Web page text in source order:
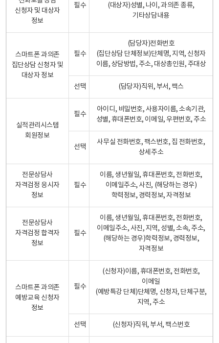
신청자 및 대상자
정보
필수
(대상자)성별, 나이, 과의존 종류,
기타상담내용
스마트폰 과의존
집단상담 신청자 및
대상자 정보
필수
(담당자)전화번호
(집단상담 단체정보)단체명, 지역, 신청자
이름, 상담방법, 주소, 대상총인원, 주대상
선택 (담당자)직위, 부서, 팩스
실적관리시스템
회원정보
필수
아이디, 비밀번호, 사용자이름, 소속기관,
성별, 휴대폰번호, 이메일, 우편번호, 주소
선택
사무실 전화번호, 팩스번호, 집 전화번호,
상세주소
전문상담사
자격검정 응시자
정보
필수
이름, 생년월일, 휴대폰번호, 전화번호,
이메일주소, 사진, (해당하는 경우)
학력정보, 경력정보, 자격정보
전문상담사
자격검정 합격자
정보
필수
이름, 생년월일, 휴대폰번호, 전화번호,
이메일주소, 사진, 지역, 성별, 소속, 주소,
(해당하는 경우)학력정보, 경력정보,
자격정보
스마트폰 과의존
예방교육 신청자
정보
필수
(신청자)이름, 휴대폰번호, 전화번호,
이메일
(예방특강 단체)단체명, 신청자, 단체구분,
지역, 주소
선택 (신청자)직위, 부서, 팩스번호